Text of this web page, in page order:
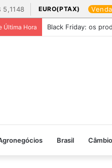
5,1148 EURO(PTAX) Venda
Última Hora Black Friday: os
Brasil Câmbio